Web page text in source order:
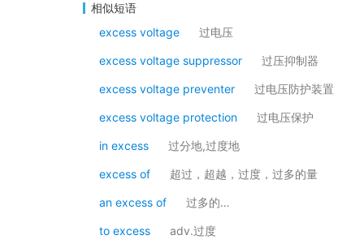
相似短语
excess voltage
过电压
excess voltage suppressor 过压抑制器
excess voltage preventer 过电压防护装置
excess voltage protection 过电压保护
in excess 过分地,过度地
excess of 超过，超越，过度，过多的量
an excess of 过多的…
to excess adv.过度